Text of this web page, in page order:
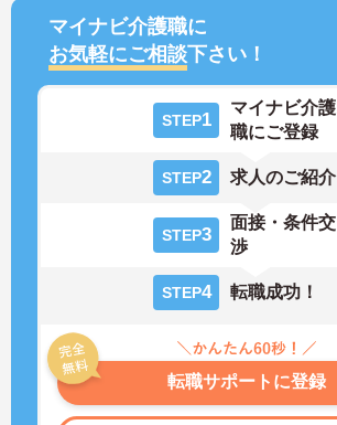
マイナビ介護職に
お気軽にご相談下さい！
STEP1
マイナビ介護
職にご登録
STEP2 求人のご紹介
STEP3
面接・条件交
渉
STEP4 転職成功！
転職サポートに登録